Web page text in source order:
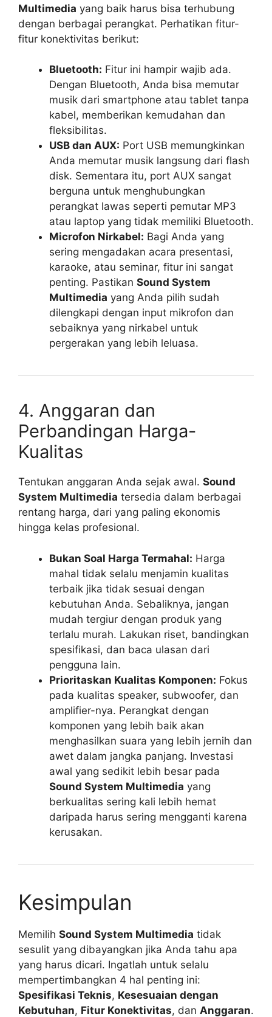
Multimedia yang baik harus bisa terhubung
dengan berbagai perangkat. Perhatikan fitur-
fitur konektivitas berikut:
Bluetooth: Fitur ini hampir wajib ada.
Dengan Bluetooth, Anda bisa memutar
musik dari smartphone atau tablet tanpa
kabel, memberikan kemudahan dan
fleksibilitas.
USB dan AUX: Port USB memungkinkan
Anda memutar musik langsung dari flash
disk. Sementara itu, port AUX sangat
berguna untuk menghubungkan
perangkat lawas seperti pemutar MP3
atau laptop yang tidak memiliki Bluetooth.
Microfon Nirkabel: Bagi Anda yang
sering mengadakan acara presentasi,
karaoke, atau seminar, fitur ini sangat
penting. Pastikan Sound System
Multimedia yang Anda pilih sudah
dilengkapi dengan input mikrofon dan
sebaiknya yang nirkabel untuk
pergerakan yang lebih leluasa.
4. Anggaran dan
Perbandingan Harga-
Kualitas
Tentukan anggaran Anda sejak awal. Sound
System Multimedia tersedia dalam berbagai
rentang harga, dari yang paling ekonomis
hingga kelas profesional.
Bukan Soal Harga Termahal: Harga
mahal tidak selalu menjamin kualitas
terbaik jika tidak sesuai dengan
kebutuhan Anda. Sebaliknya, jangan
mudah tergiur dengan produk yang
terlalu murah. Lakukan riset, bandingkan
spesifikasi, dan baca ulasan dari
pengguna lain.
Prioritaskan Kualitas Komponen: Fokus
pada kualitas speaker, subwoofer, dan
amplifier-nya. Perangkat dengan
komponen yang lebih baik akan
menghasilkan suara yang lebih jernih dan
awet dalam jangka panjang. Investasi
awal yang sedikit lebih besar pada
Sound System Multimedia yang
berkualitas sering kali lebih hemat
daripada harus sering mengganti karena
kerusakan.
Kesimpulan
Memilih Sound System Multimedia tidak
sesulit yang dibayangkan jika Anda tahu apa
yang harus dicari. Ingatlah untuk selalu
mempertimbangkan 4 hal penting ini:
Spesifikasi Teknis, Kesesuaian dengan
Kebutuhan, Fitur Konektivitas, dan Anggaran.